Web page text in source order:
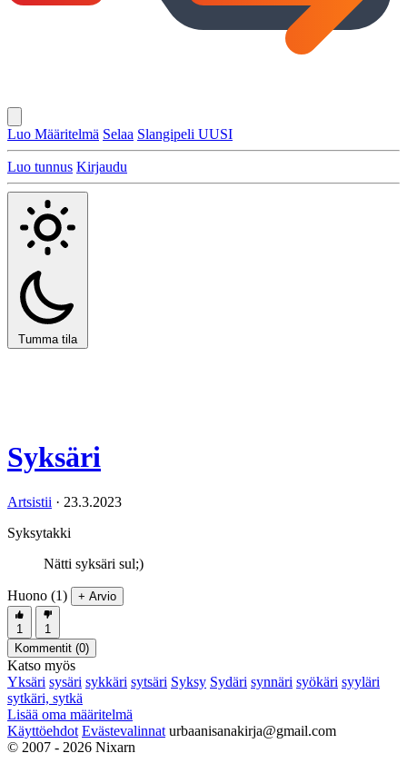
Luo Määritelmä Selaa Slangipeli UUSI
Luo tunnus Kirjaudu
Tumma tila
Syksäri
Artsistii · 23.3.2023
Syksytakki
Nätti syksäri sul;)
Huono (1) + Arvio
1
1
Kommentit (0)
Katso myös
Yksäri sysäri sykkäri sytsäri Syksy Sydäri synnäri syökäri syyläri
sytkäri, sytkä
Lisää oma määritelmä
Käyttöehdot Evästevalinnat urbaanisanakirja@gmail.com
© 2007 - 2026 Nixarn